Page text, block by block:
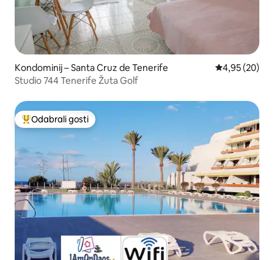
Kondominij – Santa Cruz de Tenerife Prosječna
4,95 (20)
Studio 744 Tenerife Žuta Golf
Među najviše rangiranima s oznakom „Odabrali gosti”
Odabrali gosti